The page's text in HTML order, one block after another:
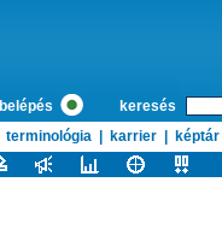
belépés keresés
terminológia karrier képtár